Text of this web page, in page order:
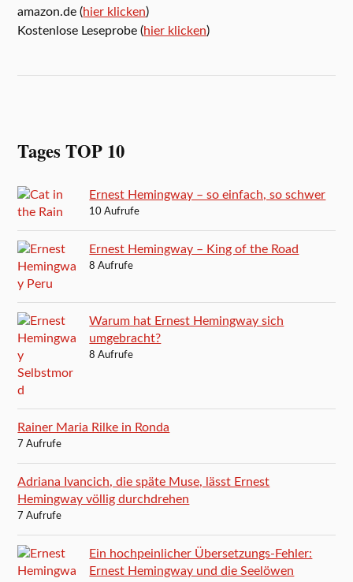
amazon.de (hier klicken)
Kostenlose Leseprobe (hier klicken)
Tages TOP 10
Ernest Hemingway – so einfach, so schwer
10 Aufrufe
Ernest Hemingway – King of the Road
8 Aufrufe
Warum hat Ernest Hemingway sich
umgebracht?
8 Aufrufe
Rainer Maria Rilke in Ronda
7 Aufrufe
Adriana Ivancich, die späte Muse, lässt Ernest
Hemingway völlig durchdrehen
7 Aufrufe
Ein hochpeinlicher Übersetzungs-Fehler:
Ernest Hemingway und die Seelöwen